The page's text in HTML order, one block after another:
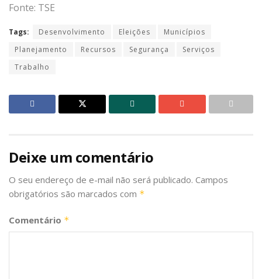
Fonte: TSE
Tags: Desenvolvimento Eleições
Municípios
Planejamento
Recursos Segurança
Serviços
Trabalho
Deixe um comentário
O seu endereço de e-mail não será publicado. Campos
obrigatórios são marcados com *
Comentário *